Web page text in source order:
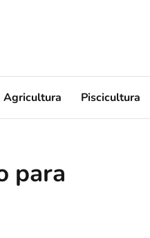
Agricultura Piscicultura
para